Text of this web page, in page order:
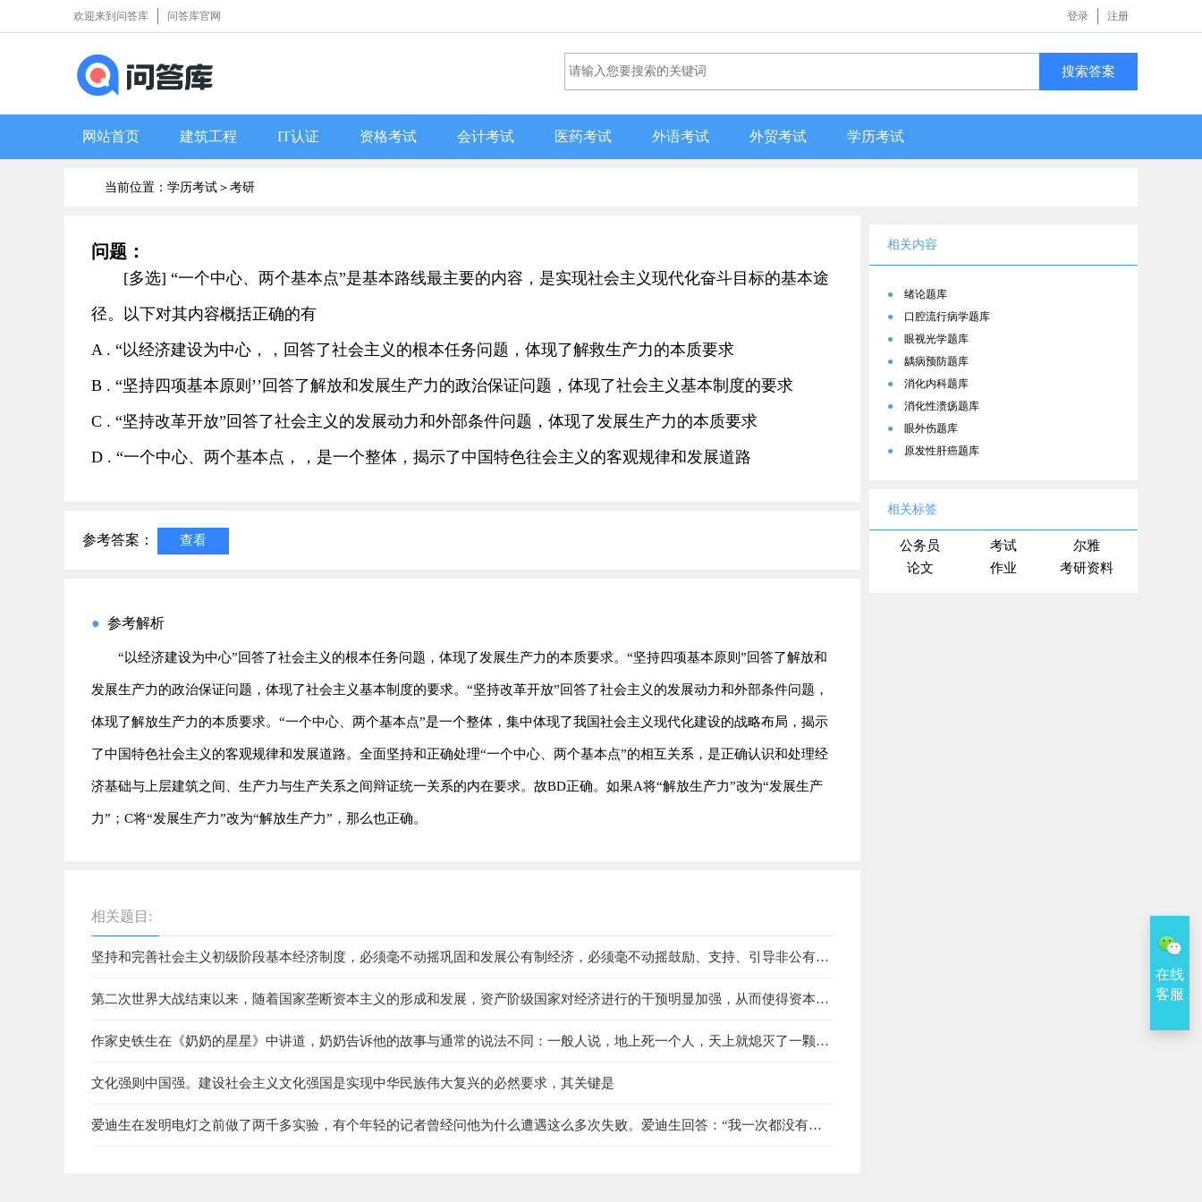
登录 注册
欢迎来到问答库 问答库官网
搜索答案
网站首页 建筑工程 IT认证 资格考试 会计考试 医药考试 外语考试 外贸考试 学历考试
当前位置：学历考试＞ 考研
问题：
[多选] “一个中心、两个基本点”是基本路线最主要的内容，是实现社会主义现代化奋斗目标的基本途
径。以下对其内容概括正确的有
A . “以经济建设为中心，，回答了社会主义的根本任务问题，体现了解救生产力的本质要求
B . “坚持四项基本原则’’回答了解放和发展生产力的政治保证问题，体现了社会主义基本制度的要求
C . “坚持改革开放”回答了社会主义的发展动力和外部条件问题，体现了发展生产力的本质要求
D . “一个中心、两个基本点，，是一个整体，揭示了中国特色往会主义的客观规律和发展道路
参考答案： 查看
● 参考解析
“以经济建设为中心”回答了社会主义的根本任务问题，体现了发展生产力的本质要求。“坚持四项基本原则”回答了解放和
发展生产力的政治保证问题，体现了社会主义基本制度的要求。“坚持改革开放”回答了社会主义的发展动力和外部条件问题，
体现了解放生产力的本质要求。“一个中心、两个基本点”是一个整体，集中体现了我国社会主义现代化建设的战略布局，揭示
了中国特色社会主义的客观规律和发展道路。全面坚持和正确处理“一个中心、两个基本点”的相互关系，是正确认识和处理经
济基础与上层建筑之间、生产力与生产关系之间辩证统一关系的内在要求。故BD正确。如果A将“解放生产力”改为“发展生产
力”；C将“发展生产力”改为“解放生产力”，那么也正确。
相关题目:
坚持和完善社会主义初级阶段基本经济制度，必须毫不动摇巩固和发展公有制经济，必须毫不动摇鼓励、支持、引导非公有制
经济发展。这是因为，公有制经济和非公有制经济都是我国
第二次世界大战结束以来，随着国家垄断资本主义的形成和发展，资产阶级国家对经济进行的干预明显加强，从而使得资本主
义社会的经济调节机制发生了显著变化。与这种变化相适应，经济危机形态也发生了很大变化。其主要表现是
作家史铁生在《奶奶的星星》中讲道，奶奶告诉他的故事与通常的说法不同：一般人说，地上死一个人，天上就熄灭了一颗星
星；而奶奶说，地上死一个人，天上又多了一个星星，人死了就会升到天空，变成星星给走夜道的人照个亮了。于是他“慢慢
相信，每一个活过的人，都能给后人的路途上添些光亮，也许是一颗巨星，也许是一把火炬，也许只是一支含泪的烛光……”
文化强则中国强。建设社会主义文化强国是实现中华民族伟大复兴的必然要求，其关键是
爱迪生在发明电灯之前做了两千多实验，有个年轻的记者曾经问他为什么遭遇这么多次失败。爱迪生回答：“我一次都没有失
在线
客服
相关内容
●
绪论题库
●
口腔流行病学题库
●
眼视光学题库
●
龋病预防题库
●
消化内科题库
●
消化性溃疡题库
●
眼外伤题库
●
原发性肝癌题库
相关标签
公务员 考试
尔雅
论文
作业 考研资料